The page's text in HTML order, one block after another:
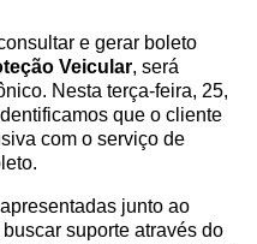
e gerar boleto
Veicular, será
Nesta terça-feira, 25,
que o cliente
com o serviço de
junto ao
suporte através do